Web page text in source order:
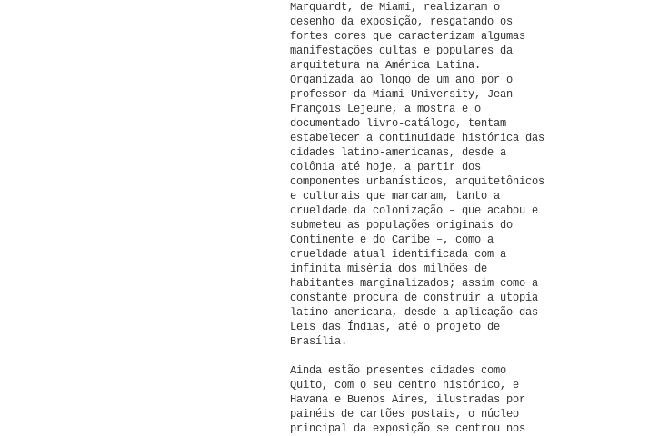
Marquardt, de Miami, realizaram o
desenho da exposição, resgatando os
fortes cores que caracterizam algumas
manifestações cultas e populares da
arquitetura na América Latina.
Organizada ao longo de um ano por o
professor da Miami University, Jean-
François Lejeune, a mostra e o
documentado livro-catálogo, tentam
estabelecer a continuidade histórica das
cidades latino-americanas, desde a
colônia até hoje, a partir dos
componentes urbanísticos, arquitetônicos
e culturais que marcaram, tanto a
crueldade da colonização – que acabou e
submeteu as populações originais do
Continente e do Caribe –, como a
crueldade atual identificada com a
infinita miséria dos milhões de
habitantes marginalizados; assim como a
constante procura de construir a utopia
latino-americana, desde a aplicação das
Leis das Índias, até o projeto de
Brasília.
Ainda estão presentes cidades como
Quito, com o seu centro histórico, e
Havana e Buenos Aires, ilustradas por
painéis de cartões postais, o núcleo
principal da exposição se centrou nos